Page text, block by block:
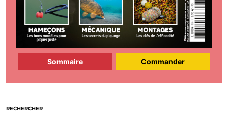
Sommaire Commander
RECHERCHER